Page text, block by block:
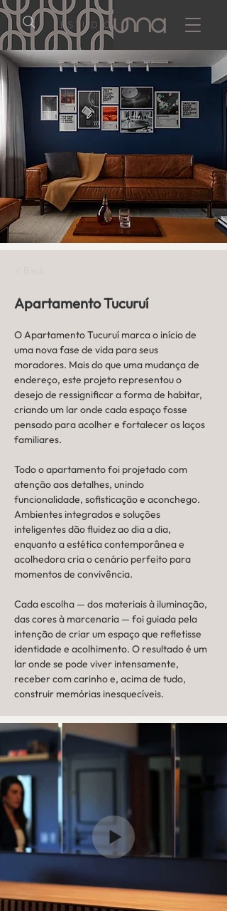
Apartamento Tucuruí
O Apartamento Tucuruí marca o início de
uma nova fase de vida para seus
moradores. Mais do que uma mudança de
endereço, este projeto representou o
desejo de ressignificar a forma de habitar,
criando um lar onde cada espaço fosse
pensado para acolher e fortalecer os laços
familiares.
Todo o apartamento foi projetado com
atenção aos detalhes, unindo
funcionalidade, sofisticação e aconchego.
Ambientes integrados e soluções
inteligentes dão fluidez ao dia a dia,
enquanto a estética contemporânea e
acolhedora cria o cenário perfeito para
momentos de convivência.
Cada escolha — dos materiais à iluminação,
das cores à marcenaria — foi guiada pela
intenção de criar um espaço que refletisse
identidade e acolhimento. O resultado é um
lar onde se pode viver intensamente,
receber com carinho e, acima de tudo,
construir memórias inesquecíveis.